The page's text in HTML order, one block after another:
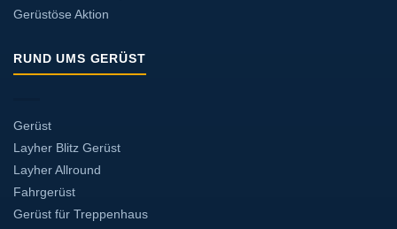
Gerüstöse Aktion
RUND UMS GERÜST
Gerüst
Layher Blitz Gerüst
Layher Allround
Fahrgerüst
Gerüst für Treppenhaus